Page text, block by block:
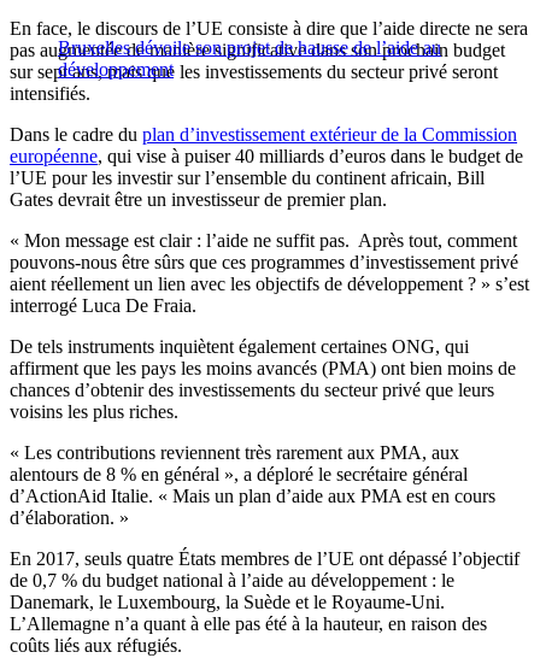
Bruxelles dévoile son projet de hausse de l’aide au
développement
En face, le discours de l’UE consiste à dire que l’aide directe ne sera
pas augmentée de manière significative dans son prochain budget
sur sept ans, mais que les investissements du secteur privé seront
intensifiés.
Dans le cadre du plan d’investissement extérieur de la Commission
européenne, qui vise à puiser 40 milliards d’euros dans le budget de
l’UE pour les investir sur l’ensemble du continent africain, Bill
Gates devrait être un investisseur de premier plan.
« Mon message est clair : l’aide ne suffit pas. Après tout, comment
pouvons-nous être sûrs que ces programmes d’investissement privé
aient réellement un lien avec les objectifs de développement ? » s’est
interrogé Luca De Fraia.
De tels instruments inquiètent également certaines ONG, qui
affirment que les pays les moins avancés (PMA) ont bien moins de
chances d’obtenir des investissements du secteur privé que leurs
voisins les plus riches.
« Les contributions reviennent très rarement aux PMA, aux
alentours de 8 % en général », a déploré le secrétaire général
d’ActionAid Italie. « Mais un plan d’aide aux PMA est en cours
d’élaboration. »
En 2017, seuls quatre États membres de l’UE ont dépassé l’objectif
de 0,7 % du budget national à l’aide au développement : le
Danemark, le Luxembourg, la Suède et le Royaume-Uni.
L’Allemagne n’a quant à elle pas été à la hauteur, en raison des
coûts liés aux réfugiés.